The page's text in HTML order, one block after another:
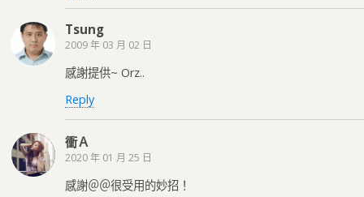
Tsung
2009 年 03 月 02 日
感謝提供~ Orz..
Reply
衝Ａ
2020 年 01 月 25 日
感謝＠＠很受用的妙招！